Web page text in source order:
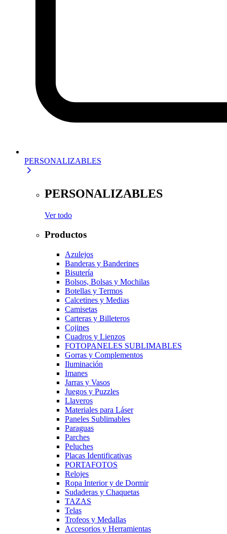
PERSONALIZABLES
PERSONALIZABLES
Ver todo
Productos
Azulejos
Banderas y Banderines
Bisutería
Bolsos, Bolsas y Mochilas
Botellas y Termos
Calcetines y Medias
Camisetas
Carteras y Billeteros
Cojines
Cuadros y Lienzos
FOTOPANELES SUBLIMABLES
Gorras y Complementos
Iluminación
Imanes
Jarras y Vasos
Juegos y Puzzles
Llaveros
Materiales para Láser
Paneles Sublimables
Paraguas
Parches
Peluches
Placas Identificativas
PORTAFOTOS
Relojes
Ropa Interior y de Dormir
Sudaderas y Chaquetas
TAZAS
Telas
Trofeos y Medallas
Accesorios y Herramientas